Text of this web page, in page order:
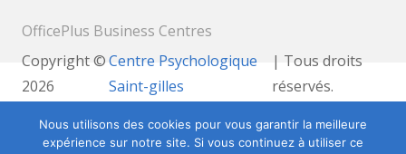
OfficePlus Business Centres
Copyright ©
2026
Centre Psychologique
Saint-gilles
| Tous droits
réservés.
Powered byPrivium – Des services qui soutiennent
vos soins. Pour psychologues, psychotherapeutes et
Nous utilisons des cookies pour vous garantir la meilleure
expérience sur notre site. Si vous continuez à utiliser ce